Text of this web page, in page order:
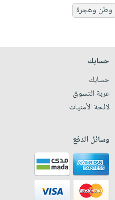
وطن وهجرة
حسابك
حسابك
عربة التسوق
لائحة الأمنيات
وسائل الدفع